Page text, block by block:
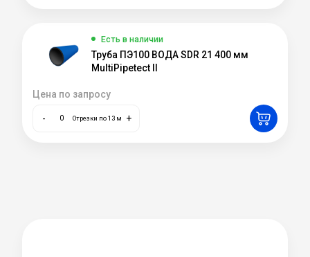
Есть в наличии
Труба ПЭ100 ВОДА SDR 21 400 мм
MultiPipetect II
Цена по запросу
- Отрезки по 13 м +